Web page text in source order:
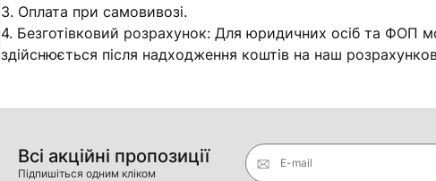
3. Оплата при самовивозі.
4. Безготівковий розрахунок: Для юридичних осіб та ФОП
здійснюється після надходження коштів на наш
Всі акційні пропозиції
Підпишіться одним кліком
E-mail